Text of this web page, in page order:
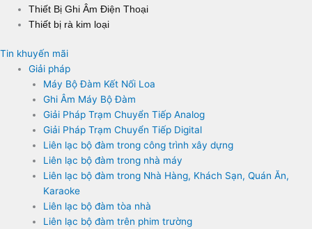
Thiết Bị Ghi Âm Điện Thoại
Thiết bị rà kim loại
Tin khuyến mãi
Giải pháp
Máy Bộ Đàm Kết Nối Loa
Ghi Âm Máy Bộ Đàm
Giải Pháp Trạm Chuyển Tiếp Analog
Giải Pháp Trạm Chuyển Tiếp Digital
Liên lạc bộ đàm trong công trình xây dựng
Liên lạc bộ đàm trong nhà máy
Liên lạc bộ đàm trong Nhà Hàng, Khách Sạn, Quán Ăn,
Karaoke
Liên lạc bộ đàm tòa nhà
Liên lạc bộ đàm trên phim trường